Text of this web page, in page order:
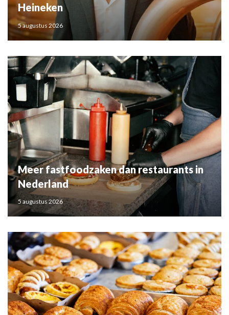
Heineken
5 augustus 2026
Meer fastfoodzaken dan restaurants in
Nederland
5 augustus 2026